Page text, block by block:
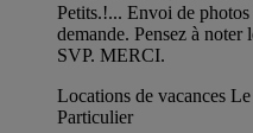
Petits.!... Envoi de
demande. Pensez à noter
SVP. MERCI.
Locations de vacances
Particulier